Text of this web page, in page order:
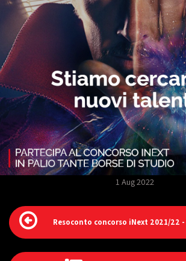
1 Aug 2022
Resoconto concorso iNext 2021/22 -